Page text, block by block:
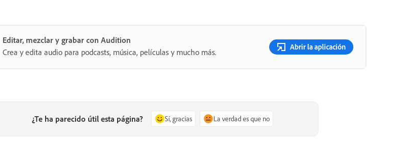
Editar, mezclar y grabar con Audition
Crea y edita audio para podcasts, música, películas y mucho más.
Abrir la aplicación
¿Te ha parecido útil esta página? Sí, gracias La verdad es que no